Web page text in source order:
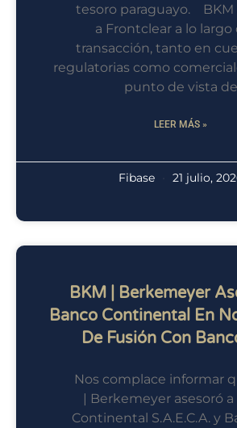
tesoro paraguayo. BKM
a Frontclear a lo largo
transacción, tanto en
regulatorias como
punto de vista de
LEER MÁS »
Fibase 21 julio,
BKM | Berkemeyer
Banco Continental En
De Fusión Con
Nos complace informar
| Berkemeyer asesoró
Continental S.A.E.C.A. y